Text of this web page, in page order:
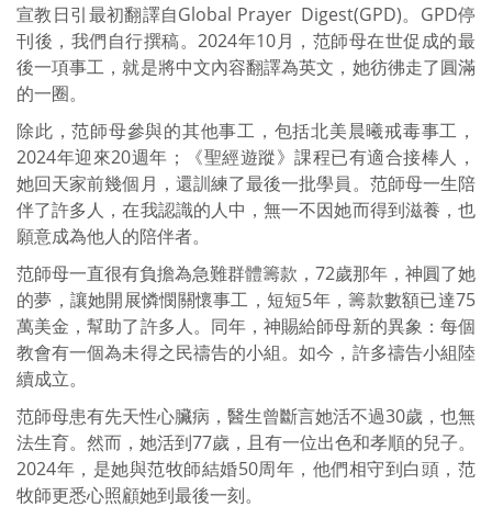
宣教日引最初翻譯自Global Prayer Digest(GPD)。GPD停
刊後，我們自行撰稿。2024年10月，范師母在世促成的最
後一項事工，就是將中文內容翻譯為英文，她彷彿走了圓滿
的一圈。
除此，范師母參與的其他事工，包括北美晨曦戒毒事工，
2024年迎來20週年；《聖經遊蹤》課程已有適合接棒人，
她回天家前幾個月，還訓練了最後一批學員。范師母一生陪
伴了許多人，在我認識的人中，無一不因她而得到滋養，也
願意成為他人的陪伴者。
范師母一直很有負擔為急難群體籌款，72歲那年，神圓了她
的夢，讓她開展憐憫關懷事工，短短5年，籌款數額已達75
萬美金，幫助了許多人。同年，神賜給師母新的異象：每個
教會有一個為未得之民禱告的小組。如今，許多禱告小組陸
續成立。
范師母患有先天性心臟病，醫生曾斷言她活不過30歲，也無
法生育。然而，她活到77歲，且有一位出色和孝順的兒子。
2024年，是她與范牧師結婚50周年，他們相守到白頭，范
牧師更悉心照顧她到最後一刻。